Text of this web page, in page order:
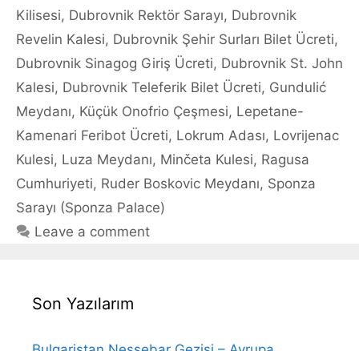
Kilisesi, Dubrovnik Rektör Sarayı, Dubrovnik
Revelin Kalesi, Dubrovnik Şehir Surları Bilet Ücreti,
Dubrovnik Sinagog Giriş Ücreti, Dubrovnik St. John
Kalesi, Dubrovnik Teleferik Bilet Ücreti, Gundulić
Meydanı, Küçük Onofrio Çeşmesi, Lepetane-
Kamenari Feribot Ücreti, Lokrum Adası, Lovrijenac
Kulesi, Luza Meydanı, Minčeta Kulesi, Ragusa
Cumhuriyeti, Ruder Boskovic Meydanı, Sponza
Sarayı (Sponza Palace)
Leave a comment
Son Yazılarım